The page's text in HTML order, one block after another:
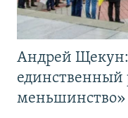
Андрей
единственный
меньшинство»